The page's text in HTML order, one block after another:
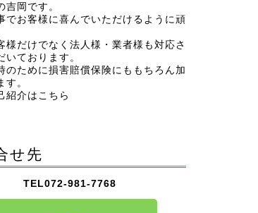
吉岡です。
でお客様に喜んでいただけるように頑
様だけでなく法人様・業者様も対応さ
いております。
のために損害賠償保険にももちろん加
す。
紹介はこちら
せ先
TEL072-981-7768